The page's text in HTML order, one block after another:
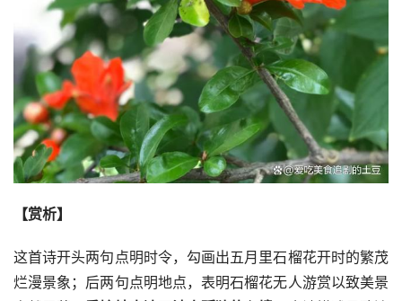
【赏析】
这首诗开头两句点明时令，勾画出五月里石榴花开时的繁茂
烂漫景象；后两句点明地点，表明石榴花无人游赏以致美景